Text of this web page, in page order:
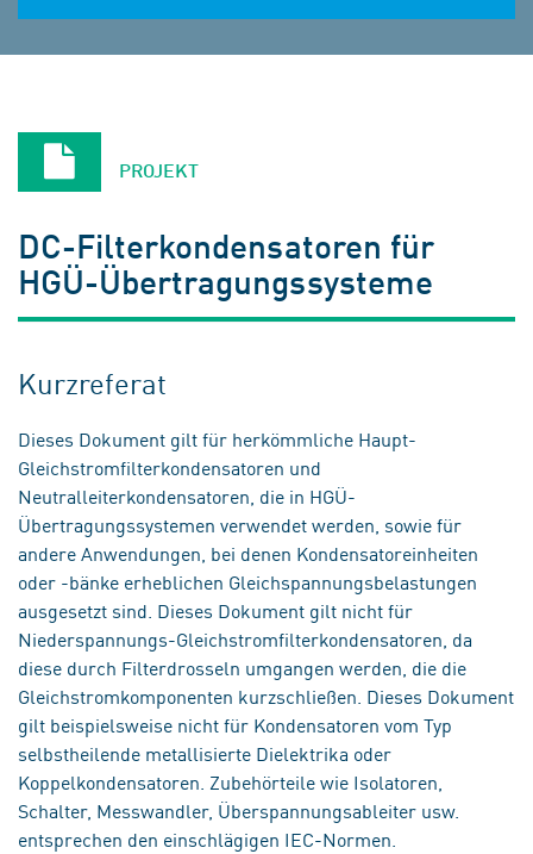
PROJEKT
DC-Filterkondensatoren für
HGÜ-Übertragungssysteme
Kurzreferat
Dieses Dokument gilt für herkömmliche Haupt-
Gleichstromfilterkondensatoren und
Neutralleiterkondensatoren, die in HGÜ-
Übertragungssystemen verwendet werden, sowie für
andere Anwendungen, bei denen Kondensatoreinheiten
oder -bänke erheblichen Gleichspannungsbelastungen
ausgesetzt sind. Dieses Dokument gilt nicht für
Niederspannungs-Gleichstromfilterkondensatoren, da
diese durch Filterdrosseln umgangen werden, die die
Gleichstromkomponenten kurzschließen. Dieses Dokument
gilt beispielsweise nicht für Kondensatoren vom Typ
selbstheilende metallisierte Dielektrika oder
Koppelkondensatoren. Zubehörteile wie Isolatoren,
Schalter, Messwandler, Überspannungsableiter usw.
entsprechen den einschlägigen IEC-Normen.